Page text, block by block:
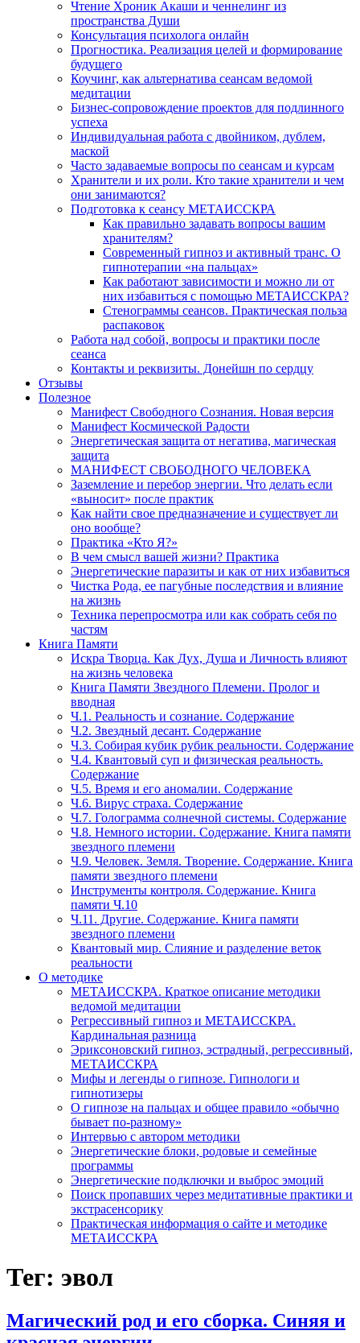
Чтение Хроник Акаши и ченнелинг из
пространства Души
Консультация психолога онлайн
Прогностика. Реализация целей и формирование
будущего
Коучинг, как альтернатива сеансам ведомой
медитации
Бизнес-сопровождение проектов для подлинного
успеха
Индивидуальная работа с двойником, дублем,
маской
Часто задаваемые вопросы по сеансам и курсам
Хранители и их роли. Кто такие хранители и чем
они занимаются?
Подготовка к сеансу МЕТАИССКРА
Как правильно задавать вопросы вашим
хранителям?
Современный гипноз и активный транс. О
гипнотерапии «на пальцах»
Как работают зависимости и можно ли от
них избавиться с помощью МЕТАИССКРА?
Стенограммы сеансов. Практическая польза
распаковок
Работа над собой, вопросы и практики после
сеанса
Контакты и реквизиты. Донейшн по сердцу
Отзывы
Полезное
Манифест Свободного Сознания. Новая версия
Манифест Космической Радости
Энергетическая защита от негатива, магическая
защита
МАНИФЕСТ СВОБОДНОГО ЧЕЛОВЕКА
Заземление и перебор энергии. Что делать если
«выносит» после практик
Как найти свое предназначение и существует ли
оно вообще?
Практика «Кто Я?»
В чем смысл вашей жизни? Практика
Энергетические паразиты и как от них избавиться
Чистка Рода, ее пагубные последствия и влияние
на жизнь
Техника перепросмотра или как собрать себя по
частям
Книга Памяти
Искра Творца. Как Дух, Душа и Личность влияют
на жизнь человека
Книга Памяти Звездного Племени. Пролог и
вводная
Ч.1. Реальность и сознание. Содержание
Ч.2. Звездный десант. Содержание
Ч.3. Собирая кубик рубик реальности. Содержание
Ч.4. Квантовый суп и физическая реальность.
Содержание
Ч.5. Время и его аномалии. Содержание
Ч.6. Вирус страха. Содержание
Ч.7. Голограмма солнечной системы. Содержание
Ч.8. Немного истории. Содержание. Книга памяти
звездного племени
Ч.9. Человек. Земля. Творение. Содержание. Книга
памяти звездного племени
Инструменты контроля. Содержание. Книга
памяти Ч.10
Ч.11. Другие. Содержание. Книга памяти
звездного племени
Квантовый мир. Слияние и разделение веток
реальности
О методике
МЕТАИССКРА. Краткое описание методики
ведомой медитации
Регрессивный гипноз и МЕТАИССКРА.
Кардинальная разница
Эриксоновский гипноз, эстрадный, регрессивный,
МЕТАИССКРА
Мифы и легенды о гипнозе. Гипнологи и
гипнотизеры
О гипнозе на пальцах и общее правило «обычно
бывает по-разному»
Интервью с автором методики
Энергетические блоки, родовые и семейные
программы
Энергетические подключки и выброс эмоций
Поиск пропавших через медитативные практики и
экстрасенсорику
Практическая информация о сайте и методике
МЕТАИССКРА
Тег: эвол
Магический род и его сборка. Синяя и